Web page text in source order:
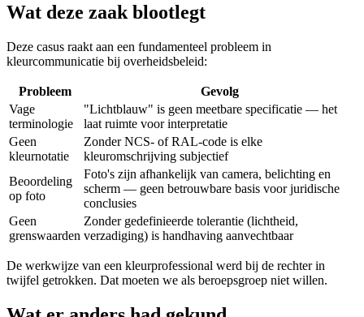
Wat deze zaak blootlegt
Deze casus raakt aan een fundamenteel probleem in
kleurcommunicatie bij overheidsbeleid:
Probleem
Gevolg
Vage
terminologie
"Lichtblauw" is geen meetbare specificatie — het
laat ruimte voor interpretatie
Geen
kleurnotatie
Zonder NCS- of RAL-code is elke
kleuromschrijving subjectief
Beoordeling
op foto
Foto's zijn afhankelijk van camera, belichting en
scherm — geen betrouwbare basis voor juridische
conclusies
Geen
grenswaarden
Zonder gedefinieerde tolerantie (lichtheid,
verzadiging) is handhaving aanvechtbaar
De werkwijze van een kleurprofessional werd bij de rechter in
twijfel getrokken. Dat moeten we als beroepsgroep niet willen.